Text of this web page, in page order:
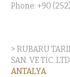
Phone: +90
> RUBARU
SAN. VE TİC.
ANTALYA